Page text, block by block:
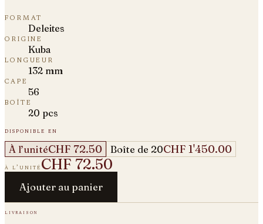
format
Deleites
origine
Kuba
longueur
132 mm
cape
56
boîte
20 pcs
disponible en
À l’unitéCHF 72.50 Boîte de 20CHF 1'450.00
à l’unité CHF 72.50
Ajouter au panier
livraison